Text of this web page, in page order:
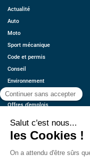
Actualité
Auto
Moto
Sport mécanique
Code et permis
Conseil
Environnement
Économie
Offres d’emplois
Contact
Estimez votre voiture